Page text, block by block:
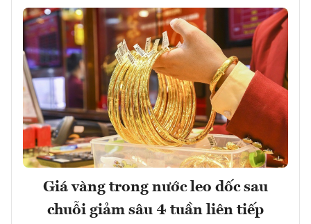
Giá vàng trong nước leo dốc sau
chuỗi giảm sâu 4 tuần liên tiếp